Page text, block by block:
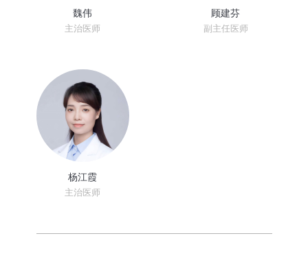
魏伟
主治医师
顾建芬
副主任医师
杨江霞
主治医师